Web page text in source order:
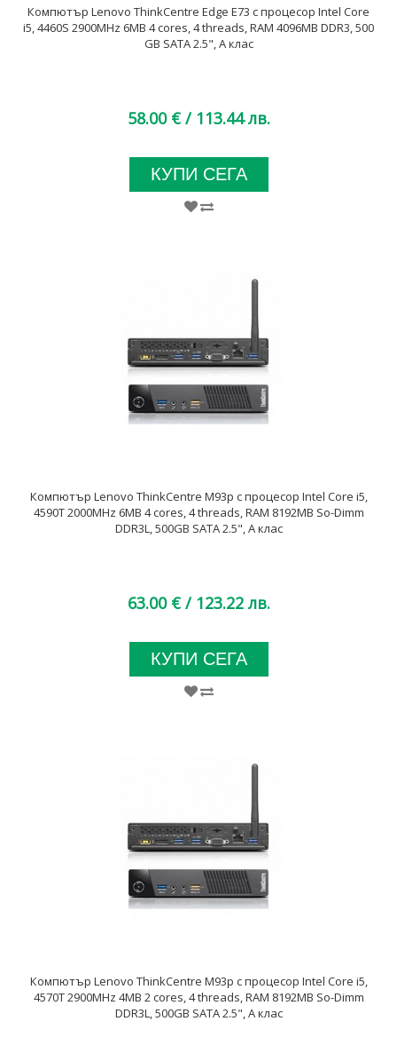
Компютър Lenovo ThinkCentre Edge E73 с процесор Intel Core
i5, 4460S 2900MHz 6MB 4 cores, 4 threads, RAM 4096MB DDR3, 500
GB SATA 2.5", A клас
58.00 € / 113.44 лв.
КУПИ СЕГА
Компютър Lenovo ThinkCentre M93p с процесор Intel Core i5,
4590T 2000MHz 6MB 4 cores, 4 threads, RAM 8192MB So-Dimm
DDR3L, 500GB SATA 2.5", A клас
63.00 € / 123.22 лв.
КУПИ СЕГА
Компютър Lenovo ThinkCentre M93p с процесор Intel Core i5,
4570T 2900MHz 4MB 2 cores, 4 threads, RAM 8192MB So-Dimm
DDR3L, 500GB SATA 2.5", A клас